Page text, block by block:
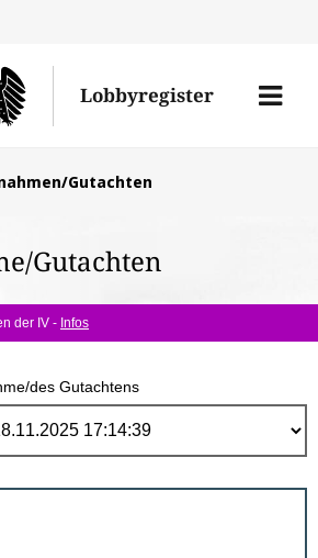
Lobbyregister
Menü
Gutachten
Gutachten
der IV - Infos
des Gutachtens